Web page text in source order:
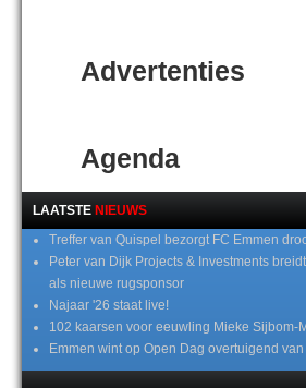
Advertenties
Agenda
LAATSTE NIEUWS
Treffer van Quispel bezorgt FC Emmen
Peter van Dijk Projects & Investments
als nieuwe rugsponsor
Najaar '26 staat live!
102 kaarsen voor eeuwling Mieke Sijbom-
Emmen wint op Open Dag overtuigend